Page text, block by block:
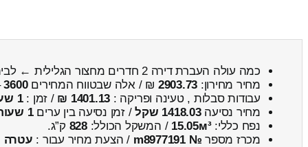
כמה עולה העברת דירה 2 חדרים מחצור הגלילית ← לבית עוזיאל
מחיר מחירון: 2903.73 ₪ / אלה שבטווח המחירים3600
עבודות סבלות , טעינה ופריקה : 1401.13 ₪ / זמן :1 שעות 18 דקות
מחיר נסיעה1418.03 שקל / זמן נסיעה בין ערים1 שעות , 47 דקות
נפח כללי:15.05м³ / המשקל הכולל:828 ק”ג.
מכרז מספר № m8977191 / הצעת מחיר עבור : עטרה